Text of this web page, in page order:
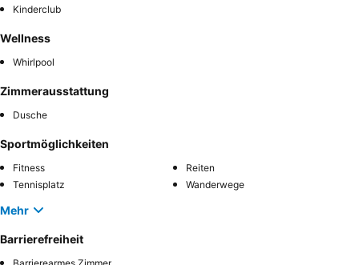
Kinderclub
Wellness
Whirlpool
Zimmerausstattung
Dusche
Sportmöglichkeiten
Fitness
Reiten
Tennisplatz
Wanderwege
Mehr
Barrierefreiheit